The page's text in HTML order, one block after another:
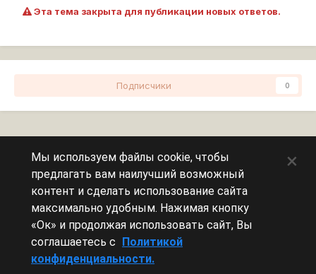
Эта тема закрыта для публикации новых ответов.
Подписчики 0
Сейчас на странице
Эту страницу никто не просматривает.
Мы используем файлы cookie, чтобы
предлагать вам наилучший возможный
контент и сделать использование сайта
максимально удобным. Нажимая кнопку
«Ок» и продолжая использовать сайт, Вы
соглашаетесь с Политикой
конфиденциальности.
×